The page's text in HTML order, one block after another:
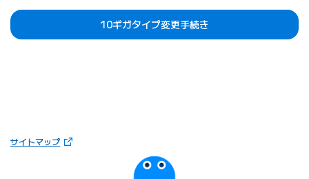
10ギガタイプ変更手続き
サイトマップ（新しいタブで開きます）
びっぷるのページ